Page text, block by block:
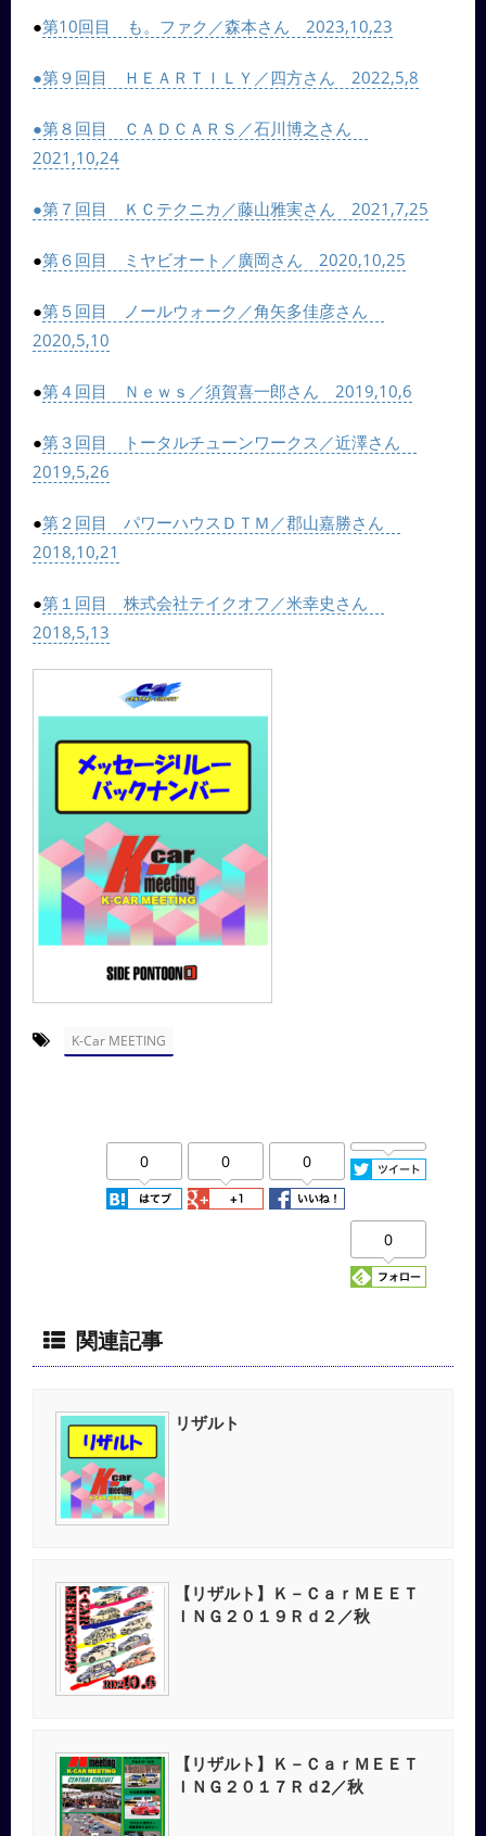
●第10回目 も。ファク／森本さん 2023,10,23
●第９回目 ＨＥＡＲＴＩＬＹ／四方さん 2022,5,8
●第８回目 ＣＡＤＣＡＲＳ／石川博之さん
2021,10,24
●第７回目 ＫＣテクニカ／藤山雅実さん 2021,7,25
●第６回目 ミヤビオート／廣岡さん 2020,10,25
●第５回目 ノールウォーク／角矢多佳彦さん
2020,5,10
●第４回目 Ｎｅｗｓ／須賀喜一郎さん 2019,10,6
●第３回目 トータルチューンワークス／近澤さん
2019,5,26
●第２回目 パワーハウスＤＴＭ／郡山嘉勝さん
2018,10,21
●第１回目 株式会社テイクオフ／米幸史さん
2018,5,13
K-Car MEETING
0
0
0
0
関連記事
リザルト
【リザルト】Ｋ－ＣａｒＭＥＥＴ
ＩＮＧ２０１９Ｒｄ２／秋
【リザルト】Ｋ－ＣａｒＭＥＥＴ
ＩＮＧ２０１７Ｒｄ2／秋